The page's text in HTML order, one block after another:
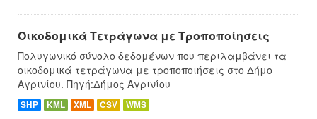
Οικοδομικά Τετράγωνα με Τροποποίησεις
Πολυγωνικό σύνολο δεδομένων που περιλαμβάνει τα
οικοδομικά τετράγωνα με τροποποιήσεις στο Δήμο
Αγρινίου. Πηγή:Δήμος Αγρινίου
SHP KML XML CSV WMS